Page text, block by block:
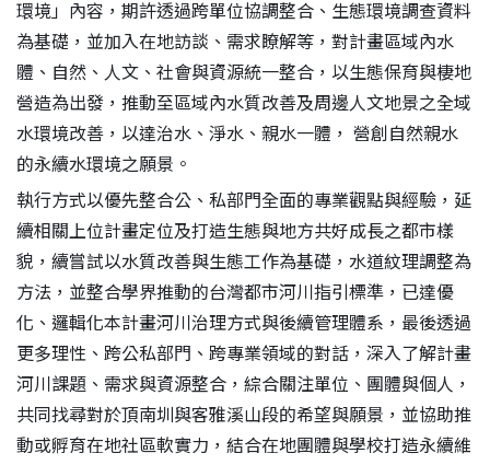
環境」內容，期許透過跨單位協調整合、生態環境調查資料
為基礎，並加入在地訪談、需求瞭解等，對計畫區域內水
體、自然、人文、社會與資源統一整合，以生態保育與棲地
營造為出發，推動至區域內水質改善及周邊人文地景之全域
水環境改善，以達治水、淨水、親水一體， 營創自然親水
的永續水環境之願景。
執行方式以優先整合公、私部門全面的專業觀點與經驗，延
續相關上位計畫定位及打造生態與地方共好成長之都市樣
貌，續嘗試以水質改善與生態工作為基礎，水道紋理調整為
方法，並整合學界推動的台灣都市河川指引標準，已達優
化、邏輯化本計畫河川治理方式與後續管理體系，最後透過
更多理性、跨公私部門、跨專業領域的對話，深入了解計畫
河川課題、需求與資源整合，綜合關注單位、團體與個人，
共同找尋對於頂南圳與客雅溪山段的希望與願景，並協助推
動或孵育在地社區軟實力，結合在地團體與學校打造永續維